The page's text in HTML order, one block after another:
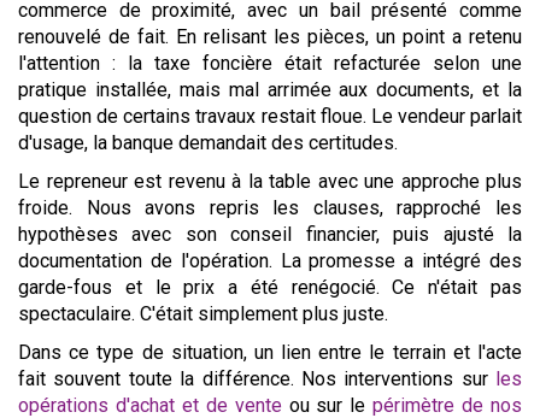
commerce de proximité, avec un bail présenté comme
renouvelé de fait. En relisant les pièces, un point a retenu
l'attention : la taxe foncière était refacturée selon une
pratique installée, mais mal arrimée aux documents, et la
question de certains travaux restait floue. Le vendeur parlait
d'usage, la banque demandait des certitudes.
Le repreneur est revenu à la table avec une approche plus
froide. Nous avons repris les clauses, rapproché les
hypothèses avec son conseil financier, puis ajusté la
documentation de l'opération. La promesse a intégré des
garde-fous et le prix a été renégocié. Ce n'était pas
spectaculaire. C'était simplement plus juste.
Dans ce type de situation, un lien entre le terrain et l'acte
fait souvent toute la différence. Nos interventions sur les
opérations d'achat et de venteou sur lepérimètre de nos